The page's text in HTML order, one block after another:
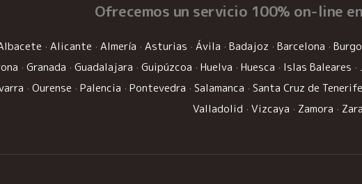
Ofrecemos un servicio 100% on-line
· Alicante · Almería · Asturias · Ávila · Badajoz · Barcelona ·
· Granada · Guadalajara · Guipúzcoa · Huelva · Huesca · Islas Baleares ·
· Ourense · Palencia · Pontevedra · Salamanca · Santa Cruz de Tenerife
Valladolid · Vizcaya · Zamora ·